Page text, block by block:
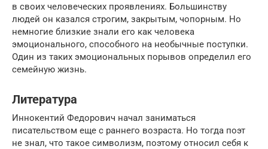
в своих человеческих проявлениях. Большинству
людей он казался строгим, закрытым, чопорным. Но
немногие близкие знали его как человека
эмоционального, способного на необычные поступки.
Один из таких эмоциональных порывов определил его
семейную жизнь.
Литература
Иннокентий Федорович начал заниматься
писательством еще с раннего возраста. Но тогда поэт
не знал, что такое символизм, поэтому относил себя к